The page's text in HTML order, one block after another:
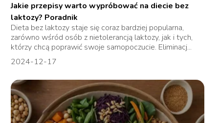
Jakie przepisy warto wypróbować na diecie bez
laktozy? Poradnik
Dieta bez laktozy staje się coraz bardziej popularna,
zarówno wśród osób z nietolerancją laktozy, jak i tych,
którzy chcą poprawić swoje samopoczucie. Eliminacj...
2024-12-17